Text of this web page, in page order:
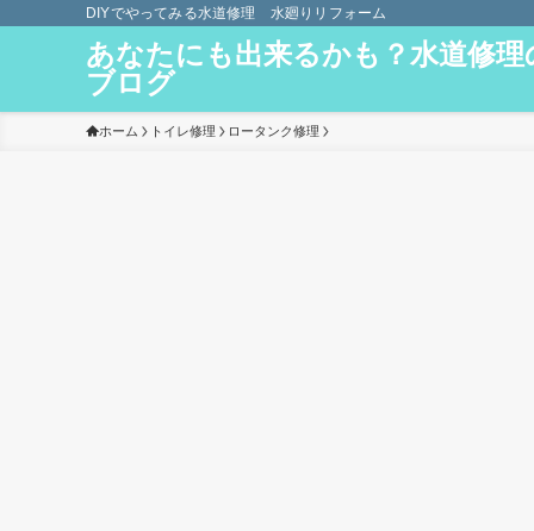
DIYでやってみる水道修理 水廻りリフォーム
あなたにも出来るかも？水道修理
ブログ
ホーム トイレ修理 ロータンク修理